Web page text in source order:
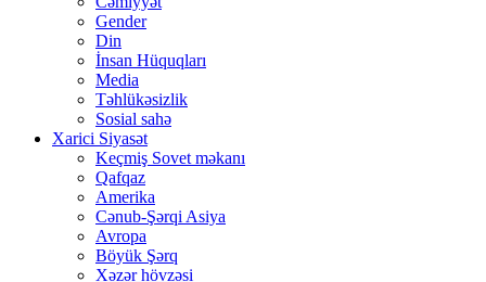
Gender
Din
İnsan Hüquqları
Media
Təhlükəsizlik
Sosial sahə
Xarici Siyasət
Keçmiş Sovet məkanı
Qafqaz
Amerika
Cənub-Şərqi Asiya
Avropa
Böyük Şərq
Xəzər hövzəsi